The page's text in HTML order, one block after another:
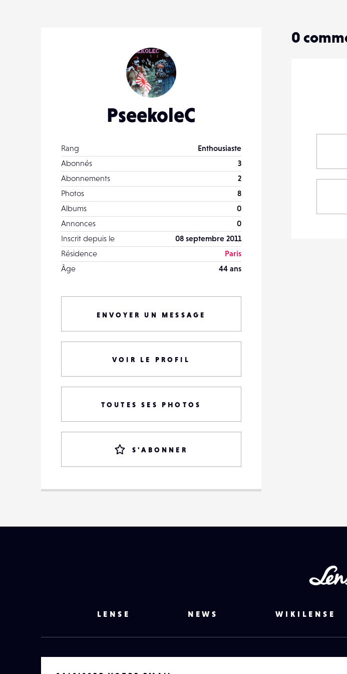
PseekoleC
Rang
Enthousiaste
Abonnés
3
Abonnements
2
Photos
8
Albums
0
Annonces
0
Inscrit depuis le
08 septembre 2011
Résidence
Paris
Âge
44 ans
ENVOYER UN MESSAGE
VOIR LE PROFIL
TOUTES SES PHOTOS
S'ABONNER
0
LENSE NEWS WIKILENSE